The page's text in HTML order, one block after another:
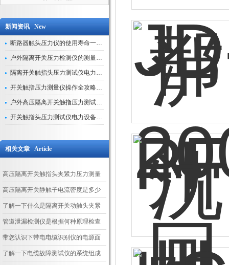
新闻资讯 New
断路器触头压力仪的使用寿命一般是多久？
户外隔离开关压力检测仪的测量数据如何与GIS系统对接实现智能化运维？
隔离开关触指头压力测试仪电力系统安全运行的“定海神针”
开关触指压力测量仪操作全攻略：从准备到精准测量的实战指南
户外高压隔离开关触指压力测试仪的作用与价值
开关触指头压力测试仪电力设备安全的“隐形守护者”
相关文章 Article
高压隔离开关触指头夹紧力压力测量
仪浅析
高压隔离开关静触子电流密度是多少
了解一下什么是隔离开关动触头夹紧
力测试仪吧
管道泄漏检测仪是根据何种原理检查
的？
带您认识下带电电缆识别仪的电源面
板布局
了解一下电缆故障测试仪的系统组成